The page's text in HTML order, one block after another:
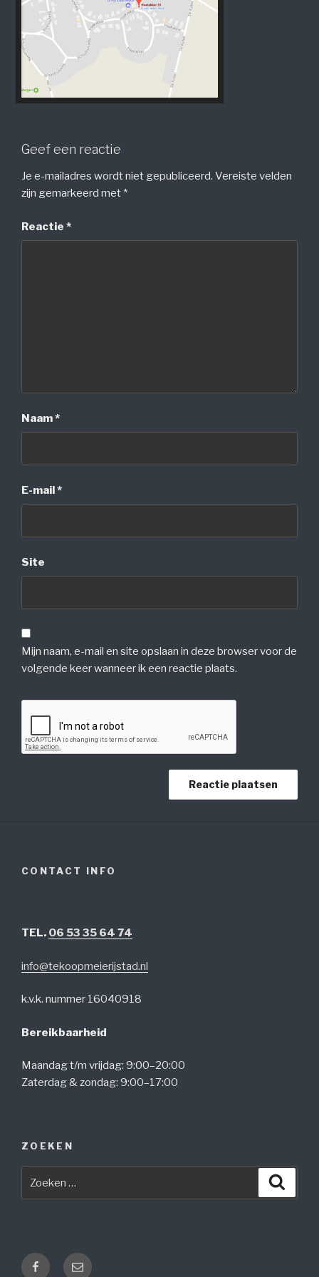
Geef een reactie
Je e-mailadres wordt niet gepubliceerd. Vereiste velden
zijn gemarkeerd met *
Reactie *
Naam*
E-mail*
Site
Mijn naam, e-mail en site opslaan in deze browser voor de
volgende keer wanneer ik een reactie plaats.
CONTACT INFO
TEL. 06 53 35 64 74
info@tekoopmeierijstad.nl
k.v.k. nummer 16040918
Bereikbaarheid
Maandag t/m vrijdag: 9:00–20:00
Zaterdag & zondag: 9:00–17:00
ZOEKEN
naar:
Facebook
E-